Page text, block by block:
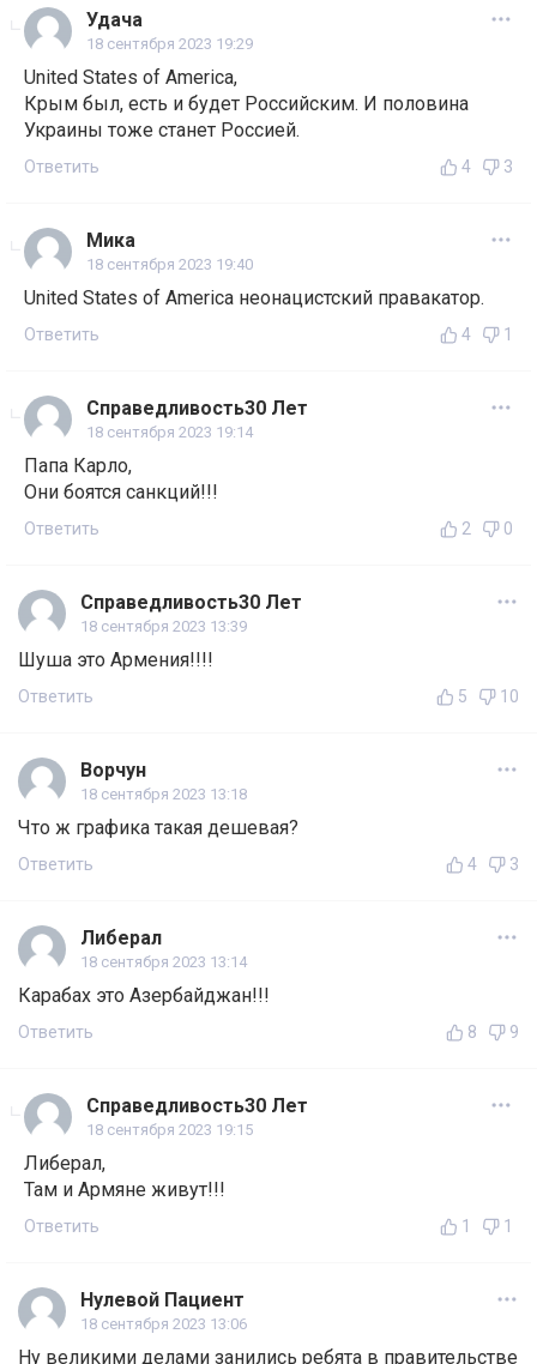
Удача
18 сентября 2023 19:29
United States of America,
Крым был, есть и будет Российским. И половина
Украины тоже станет Россией.
Ответить 4 3
Мика
18 сентября 2023 19:40
United States of Americа неонацистский правакатор.
Ответить 4 1
Справедливость30 Лет
18 сентября 2023 19:14
Папа Карло,
Они боятся санкций!!!
Ответить 2 0
Справедливость30 Лет
18 сентября 2023 13:39
Шуша это Армения!!!!
Ответить 5 10
Ворчун
18 сентября 2023 13:18
Что ж графика такая дешевая?
Ответить 4 3
Либерал
18 сентября 2023 13:14
Карабах это Азербайджан!!!
Ответить 8 9
Справедливость30 Лет
18 сентября 2023 19:15
Либерал,
Там и Армяне живут!!!
Ответить 1 1
Нулевой Пациент
18 сентября 2023 13:06
Ну великими делами занились ребята в правительстве